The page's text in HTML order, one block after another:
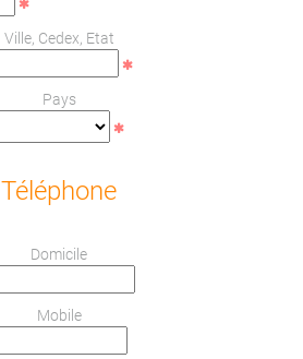
Ville, Cedex, Etat
Pays
Téléphone
Domicile
Mobile